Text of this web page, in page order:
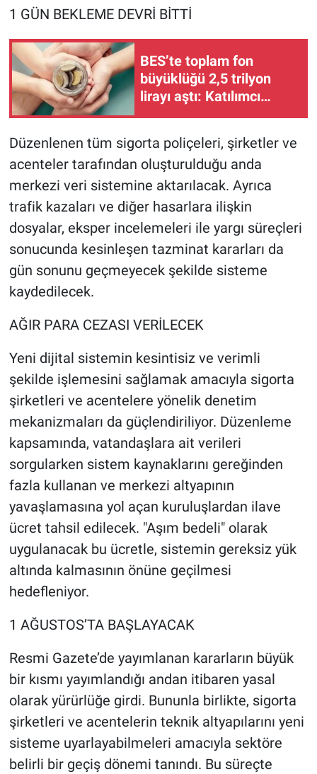
1 GÜN BEKLEME DEVRİ BİTTİ
BES’te toplam fon
büyüklüğü 2,5 trilyon
lirayı aştı: Katılımcı
sayısı 18 milyona ulaştı
Düzenlenen tüm sigorta poliçeleri, şirketler ve
acenteler tarafından oluşturulduğu anda
merkezi veri sistemine aktarılacak. Ayrıca
trafik kazaları ve diğer hasarlara ilişkin
dosyalar, eksper incelemeleri ile yargı süreçleri
sonucunda kesinleşen tazminat kararları da
gün sonunu geçmeyecek şekilde sisteme
kaydedilecek.
AĞIR PARA CEZASI VERİLECEK
Yeni dijital sistemin kesintisiz ve verimli
şekilde işlemesini sağlamak amacıyla sigorta
şirketleri ve acentelere yönelik denetim
mekanizmaları da güçlendiriliyor. Düzenleme
kapsamında, vatandaşlara ait verileri
sorgularken sistem kaynaklarını gereğinden
fazla kullanan ve merkezi altyapının
yavaşlamasına yol açan kuruluşlardan ilave
ücret tahsil edilecek. "Aşım bedeli" olarak
uygulanacak bu ücretle, sistemin gereksiz yük
altında kalmasının önüne geçilmesi
hedefleniyor.
1 AĞUSTOS’TA BAŞLAYACAK
Resmi Gazete’de yayımlanan kararların büyük
bir kısmı yayımlandığı andan itibaren yasal
olarak yürürlüğe girdi. Bununla birlikte, sigorta
şirketleri ve acentelerin teknik altyapılarını yeni
sisteme uyarlayabilmeleri amacıyla sektöre
belirli bir geçiş dönemi tanındı. Bu süreçte